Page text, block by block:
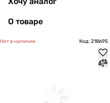
О товаре
Нет в наличии Код: 218695